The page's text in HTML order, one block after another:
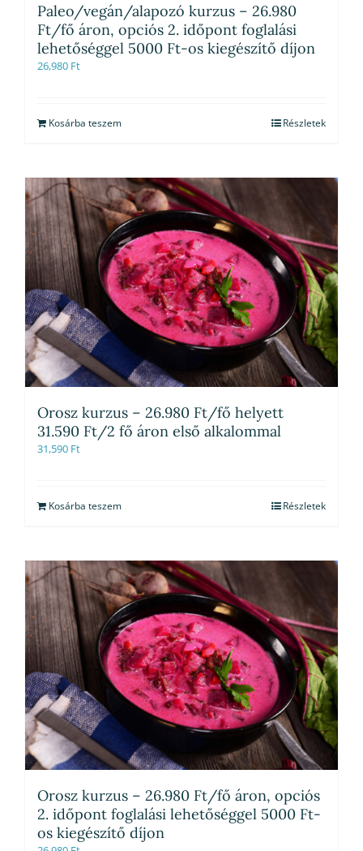
Paleo/vegán/alapozó kurzus – 26.980
Ft/fő áron, opciós 2. időpont foglalási
lehetőséggel 5000 Ft-os kiegészítő díjon
26,980 Ft
Kosárba teszem Részletek
Orosz kurzus – 26.980 Ft/fő helyett
31.590 Ft/2 fő áron első alkalommal
31,590 Ft
Kosárba teszem Részletek
Orosz kurzus – 26.980 Ft/fő áron, opciós
2. időpont foglalási lehetőséggel 5000 Ft-
os kiegészítő díjon